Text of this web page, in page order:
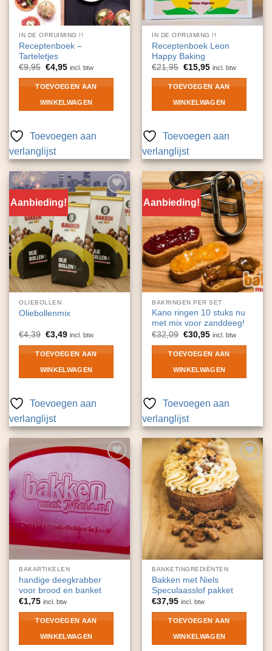
IN DE OPRUIMING !!
Receptenboek –
Tarteletjes
€9,95 Oorspronkelijke
was:
€9,95.
€4,95Huidige
is:
€4,95.
incl. btw
TOEVOEGEN AAN
WINKELWAGEN
Toevoegen aan
verlanglijst
IN DE OPRUIMING !!
Receptenboek Leon
Happy Baking
€21,95 Oorspronkelijke
was:
€21,95.
€15,95Huidige
is:
€15,95.
incl. btw
TOEVOEGEN AAN
WINKELWAGEN
Toevoegen aan
verlanglijst
Aanbieding!
Toevoegen
aan
verlanglijst
OLIEBOLLEN
Oliebollenmix
€4,39 Oorspronkelijke
prijs
was:
€4,39.
€3,49Huidige
is:
€3,49.
incl. btw
TOEVOEGEN AAN
WINKELWAGEN
Toevoegen aan
verlanglijst
Aanbieding!
Toevoegen
aan
verlanglijst
BAKRINGEN PER SET
Kano ringen 10 stuks nu
met mix voor zanddeeg!
€32,09 Oorspronkelijke
prijs
was:
€32,09.
€30,95Huidige
is:
€30,95.
incl. btw
TOEVOEGEN AAN
WINKELWAGEN
Toevoegen aan
verlanglijst
verlanglijst
BAKARTIKELEN
handige deegkrabber
voor brood en banket
€1,75 incl. btw
TOEVOEGEN AAN
WINKELWAGEN
Toevoegen
aan
verlanglijst
BANKETINGREDIËNTEN
Bakken met Niels
Speculaasslof pakket
€37,95 incl. btw
TOEVOEGEN AAN
WINKELWAGEN